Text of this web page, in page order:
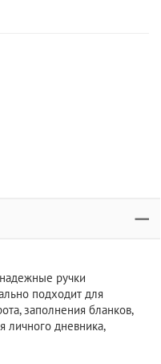
ручки
подходит для
заполнения бланков,
личного дневника,